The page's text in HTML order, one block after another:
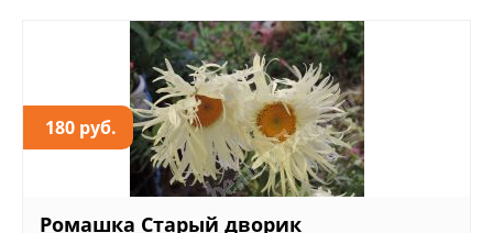
180 руб.
Ромашка Старый дворик